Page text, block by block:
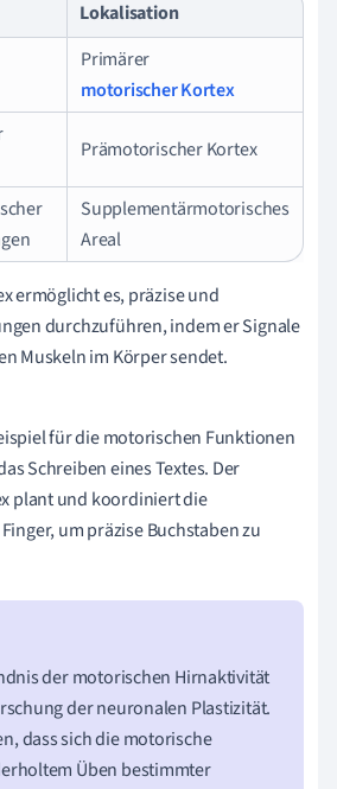
Lokalisation
Primärer
motorischer Kortex
Prämotorischer Kortex
Supplementärmotorisches
Areal
ermöglicht es, präzise und
durchzuführen, indem er Signale
Muskeln im Körper sendet.
für die motorischen Funktionen
Schreiben eines Textes. Der
plant und koordiniert die
um präzise Buchstaben zu
der motorischen Hirnaktivität
der neuronalen Plastizität.
dass sich die motorische
Üben bestimmter